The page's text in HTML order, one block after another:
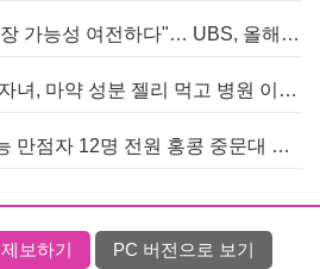
[홍콩경제] "홍콩 성장 가능성 여전하다"… UBS, 올해 홍콩 GDP 성장률 전망치 4.5%로 대폭 상향
[홍콩뉴스] 어린 두 자녀, 마약 성분 젤리 먹고 병원 이송… 어머니와 친척 체포
[홍콩대학] 홍콩 수능 만점자 12명 전원 홍콩 중문대 의대 진학
제보하기 PC 버전으로 보기